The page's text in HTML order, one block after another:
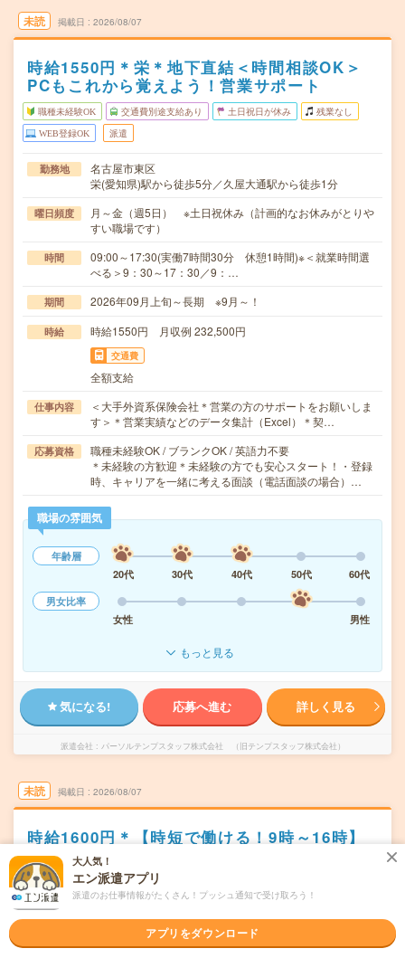
未読 掲載日 2026/08/07
時給1550円＊栄＊地下直結＜時間相談OK＞
PCもこれから覚えよう！営業サポート
職種未経験OK 交通費別途支給あり 土日祝日が休み 残業なし
WEB登録OK 派遣
勤務地
名古屋市東区
栄(愛知県)駅から徒歩5分／久屋大通駅から徒歩1分
曜日頻度
月～金（週5日） ※土日祝休み（計画的なお休みがとりや
すい職場です）
時間
09:00～17:30(実働7時間30分 休憩1時間)※＜就業時間選
べる＞9：30～17：30／9：…
期間 2026年09月上旬～長期 ※9月～！
時給 時給1550円 月収例 232,500円
交通費
全額支給
仕事内容
＜大手外資系保険会社＊営業の方のサポートをお願いしま
す＞＊営業実績などのデータ集計（Excel）＊契…
応募資格
職種未経験OK / ブランクOK / 英語力不要
＊未経験の方歓迎＊未経験の方でも安心スタート！・登録
時、キャリアを一緒に考える面談（電話面談の場合）…
職場の雰囲気
年齢層
20代
30代 40代 50代
60代
男女比率
女性
男性
もっと見る
気になる! 応募へ進む 詳しく見る
派遣会社 パーソルテンプスタッフ株式会社 （旧テンプスタッフ株式会社）
未読 掲載日 2026/08/07
時給1600円＊【時短で働ける！9時～16時】
慣れればルーティンでできる事務
職種未経験OK 交通費別途支給あり
WEB登録OK
愛知県豊田市
土橋(愛知県)駅から車8分／豊田市駅から車14分
大人気！
エン派遣アプリ
派遣のお仕事情報がたくさん！プッシュ通知で受け取ろう！
アプリをダウンロード